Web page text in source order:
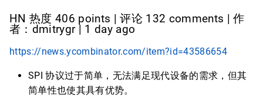
HN 热度 406 points | 评论 132 comments | 作
者：dmitrygr | 1 day ago
https://news.ycombinator.com/item?id=43586654
SPI 协议过于简单，无法满足现代设备的需求，但其
简单性也使其具有优势。